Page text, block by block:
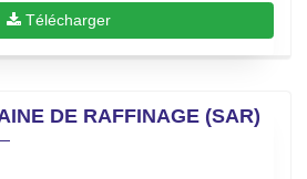
Télécharger
DE RAFFINAGE (SAR)